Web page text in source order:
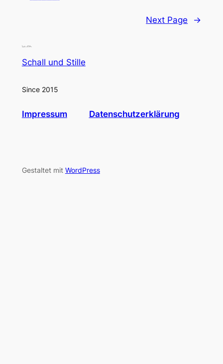
Next Page →
Schall und Stille
Since 2015
Impressum Datenschutzerklärung
Gestaltet mit WordPress